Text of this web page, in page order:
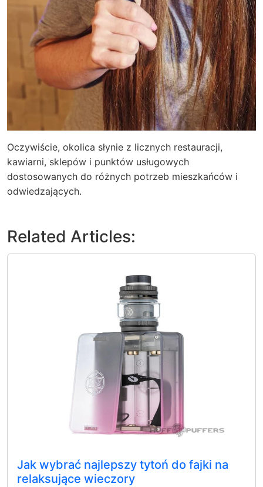
Oczywiście, okolica słynie z licznych restauracji,
kawiarni, sklepów i punktów usługowych
dostosowanych do różnych potrzeb mieszkańców i
odwiedzających.
Related Articles:
Jak wybrać najlepszy tytoń do fajki na
relaksujące wieczory